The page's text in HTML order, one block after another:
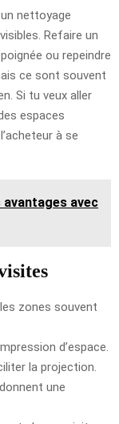
nettoyage
Refaire un
ou repeindre
ce sont souvent
Si tu veux aller
espaces
à se
avec
zones souvent
d’espace.
la projection.
une